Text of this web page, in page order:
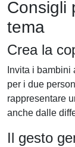
Consigli
tema
Crea la
Invita i bambini
per i due
rappresentare
anche dalle
Il gesto